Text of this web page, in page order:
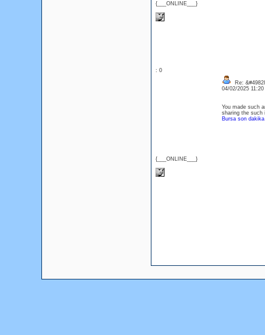
{___ONLINE___}
: 0
{___ONLINE___}
Re:
04/02/2025
You made such
sharing the such
Bursa son